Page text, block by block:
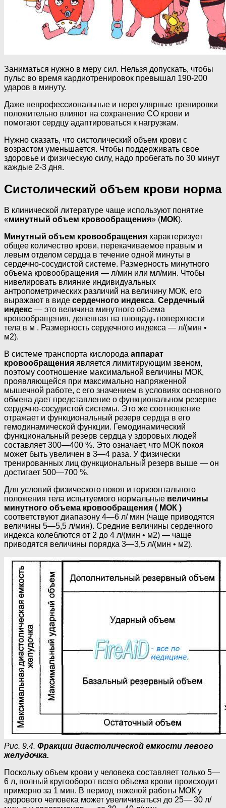
Заниматься нужно в меру сил. Нельзя допускать, чтобы
пульс во время кардиотренировок превышал 190-200
ударов в минуту.
Даже непрофессиональные и нерегулярные тренировки
положительно влияют на сохранение СО крови и
помогают сердцу адаптироваться к нагрузкам.
Нужно сказать, что систолический объем крови с
возрастом уменьшается. Чтобы поддерживать свое
здоровье и физическую силу, надо пробегать по 30 минут
каждые 2-3 дня.
Систолический объем крови норма
В клинической литературе чаще используют понятие
«минутный объем кровообращения» (МОК).
Минутный объем кровообращения характеризует
общее количество крови, перекачиваемое правым и
левым отделом сердца в течение одной минуты в
сердечно-сосудистой системе. Размерность минутного
объема кровообращения — л/мин или мл/мин. Чтобы
нивелировать влияние индивидуальных
антропометрических различий на величину МОК, его
выражают в виде сердечного индекса. Сердечный
индекс — это величина минутного объема
кровообращения, деленная на площадь поверхности
тела в м . Размерность сердечного индекса — л/(мин •
м2).
В системе транспорта кислорода аппарат
кровообращения является лимитирующим звеном,
поэтому соотношение максимальной величины МОК,
проявляющейся при максимально напряженной
мышечной работе, с его значением в условиях основного
обмена дает представление о функциональном резерве
сердечно-сосудистой системы. Это же соотношение
отражает и функциональный резерв сердца в его
гемодинамической функции. Гемодинамический
функциональный резерв сердца у здоровых людей
составляет 300—400 %. Это означает, что МОК покоя
может быть увеличен в 3—4 раза. У физически
тренированных лиц функциональный резерв выше — он
достигает 500—700 %.
Для условий физического покоя и горизонтального
положения тела испытуемого нормальные величины
минутного объема кровообращения ( МОК )
соответствуют диапазону 4—6 л/ мин (чаще приводятся
величины 5—5,5 л/мин). Средние величины сердечного
индекса колеблются от 2 до 4 л/(мин • м2) — чаще
приводятся величины порядка 3—3,5 л/(мин • м2).
Рис. 9.4. Фракции диастолической емкости левого
желудочка.
Поскольку объем крови у человека составляет только 5—
6 л, полный кругооборот всего объема крови происходит
примерно за 1 мин. В период тяжелой работы МОК у
здорового человека может увеличиваться до 25— 30 л/